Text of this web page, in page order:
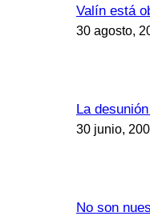
Valín está
30 agosto,
La
30 junio,
No son